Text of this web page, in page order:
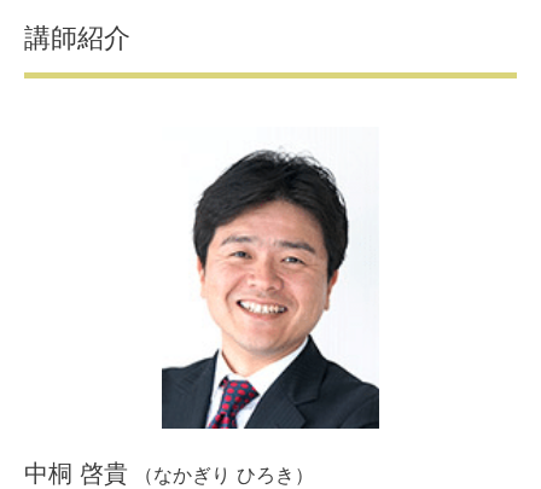
講師紹介
中桐 啓貴 （なかぎり ひろき）